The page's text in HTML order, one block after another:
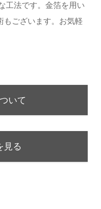
工法です。金箔を用い
もございます。お気軽
いて
見る